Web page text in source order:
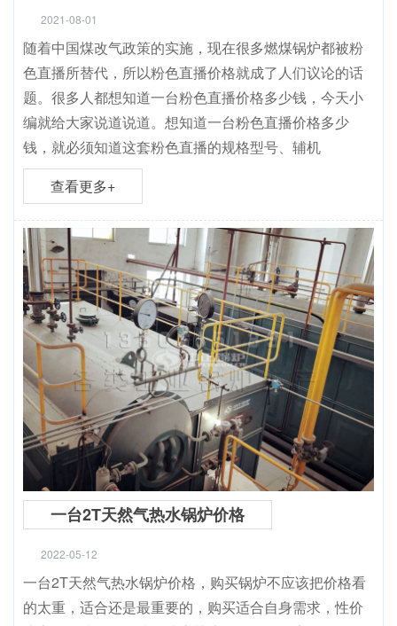
2021-08-01
随着中国煤改气政策的实施，现在很多燃煤锅炉都被粉
色直播所替代，所以粉色直播价格就成了人们议论的话
题。很多人都想知道一台粉色直播价格多少钱，今天小
编就给大家说道说道。想知道一台粉色直播价格多少
钱，就必须知道这套粉色直播的规格型号、辅机
查看更多+
一台2T天然气热水锅炉价格
2022-05-12
一台2T天然气热水锅炉价格，购买锅炉不应该把价格看
的太重，适合还是最重要的，购买适合自身需求，性价